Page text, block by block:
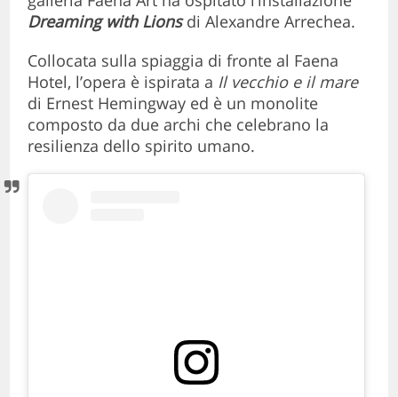
Dreaming with Lionsdi Alexandre Arrechea.
Collocata sulla spiaggia di fronte al Faena
Hotel, l’opera è ispirata a Il vecchio e il mare
di Ernest Hemingway ed è un monolite
composto da due archi che celebrano la
resilienza dello spirito umano.